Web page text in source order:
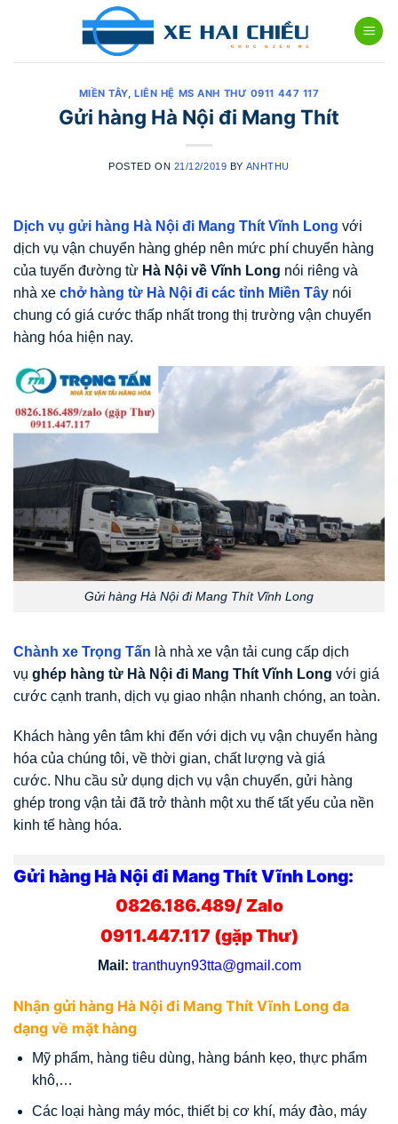
MIỀN TÂY,LIÊN HỆ MS ANH THƯ 0911 447 117
Gửi hàng Hà Nội đi Mang Thít
POSTED ON 21/12/2019 BY ANHTHU
Dịch vụ gửi hàng Hà Nội đi Mang Thít Vĩnh Long với
dịch vụ vận chuyển hàng ghép nên mức phí chuyển hàng
của tuyến đường từ Hà Nội về Vĩnh Long nói riêng và
nhà xe chở hàng từ Hà Nội đi các tỉnh Miền Tây nói
chung có giá cước thấp nhất trong thị trường vận chuyển
hàng hóa hiện nay.
Gửi hàng Hà Nội đi Mang Thít Vĩnh Long
Chành xe Trọng Tấn là nhà xe vận tải cung cấp dịch
vụ ghép hàng từ Hà Nội đi Mang Thít Vĩnh Long với giá
cước cạnh tranh, dịch vụ giao nhận nhanh chóng, an toàn.
Khách hàng yên tâm khi đến với dịch vụ vận chuyển hàng
hóa của chúng tôi, về thời gian, chất lượng và giá
cước. Nhu cầu sử dụng dịch vụ vận chuyển, gửi hàng
ghép trong vận tải đã trở thành một xu thế tất yếu của nền
kinh tế hàng hóa.
Gửi hàng Hà Nội đi Mang Thít Vĩnh Long:
0826.186.489/ Zalo
0911.447.117 (gặp Thư)
Mail: tranthuyn93tta@gmail.com
Nhận gửi hàng Hà Nội đi Mang Thít Vĩnh Long đa
dạng về mặt hàng
Mỹ phẩm, hàng tiêu dùng, hàng bánh kẹo, thực phẩm
khô,…
Các loại hàng máy móc, thiết bị cơ khí, máy đào, máy